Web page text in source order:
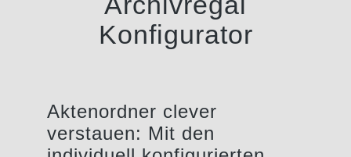
Konfigurator
Aktenordner clever
verstauen: Mit den